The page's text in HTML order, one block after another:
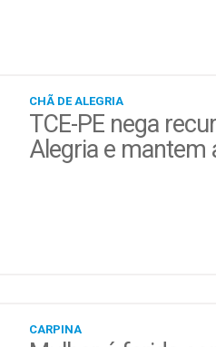
CHÃ DE ALEGRIA
TCE-PE nega
Alegria e mantem
CARPINA